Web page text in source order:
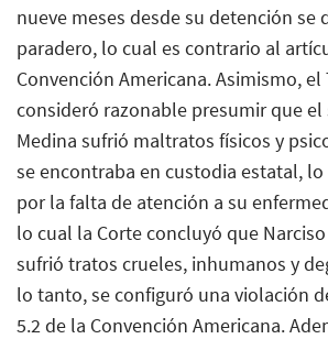
nueve meses desde su detención se
paradero, lo cual es contrario al
Convención Americana. Asimismo,
consideró razonable presumir que el
Medina sufrió maltratos físicos y
se encontraba en custodia estatal,
por la falta de atención a su
lo cual la Corte concluyó que
sufrió tratos crueles, inhumanos y
lo tanto, se configuró una violación
5.2 de la Convención Americana.